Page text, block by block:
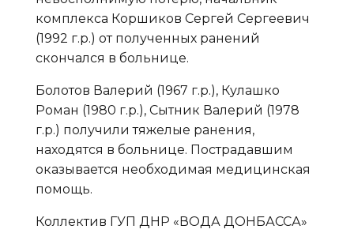
комплекса Коршиков Сергей Сергеевич
(1992 г.р.) от полученных ранений
скончался в больнице.
Болотов Валерий (1967 г.р.), Кулашко
Роман (1980 г.р.), Сытник Валерий (1978
г.р.) получили тяжелые ранения,
находятся в больнице. Пострадавшим
оказывается необходимая медицинская
помощь.
Коллектив ГУП ДНР «ВОДА ДОНБАССА»